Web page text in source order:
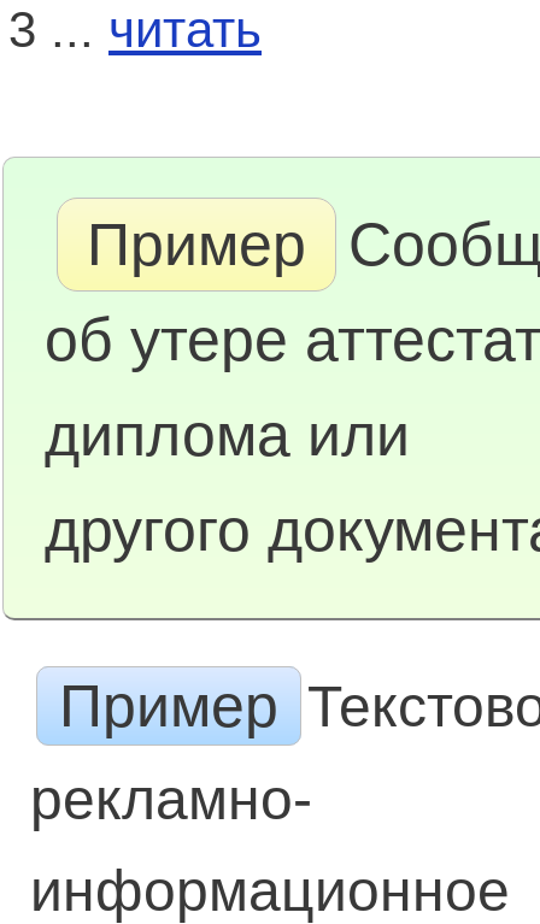
3 ... читать
Пример
об утере
диплома или
другого
Пример
рекламно-
информационное